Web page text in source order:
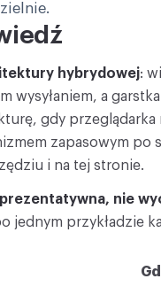
koła
hybrydowej:
wysyłaniem, a
gdy
zapasowym po
i na tej stronie.
nie
jednym przykładzie